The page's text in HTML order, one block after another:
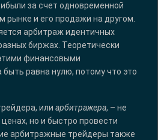
за счет одновременной
рынке и его продажи на другом.
арбитраж идентичных
биржах. Теоретически
финансовыми
равна нулю, потому что это
или арбитражера, – не
но и быстро провести
арбитражные трейдеры также